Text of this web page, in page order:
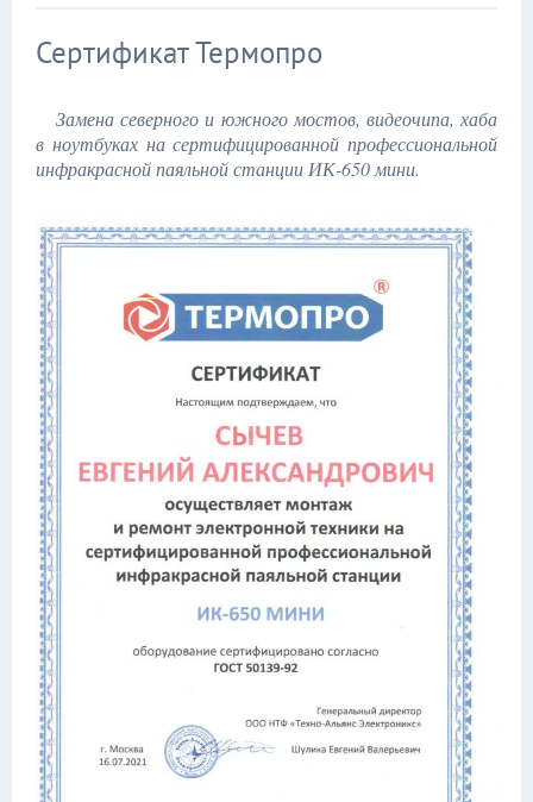
Сертификат Термопро
Замена северного и южного мостов, видеочипа, хаба
в ноутбуках на сертифицированной профессиональной
инфракрасной паяльной станции ИК-650 мини.